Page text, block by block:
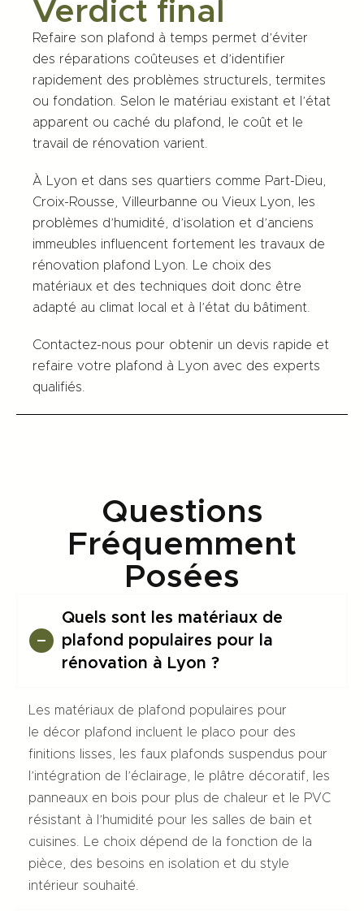
Verdict final
Refaire son plafond à temps permet d’éviter
des réparations coûteuses et d’identifier
rapidement des problèmes structurels, termites
ou fondation. Selon le matériau existant et l’état
apparent ou caché du plafond, le coût et le
travail de rénovation varient.
À Lyon et dans ses quartiers comme Part-Dieu,
Croix-Rousse, Villeurbanne ou Vieux Lyon, les
problèmes d’humidité, d’isolation et d’anciens
immeubles influencent fortement les travaux de
rénovation plafond Lyon. Le choix des
matériaux et des techniques doit donc être
adapté au climat local et à l’état du bâtiment.
Contactez-nous pour obtenir un devis rapide et
refaire votre plafond à Lyon avec des experts
qualifiés.
Questions
Fréquemment
Posées
Quels sont les matériaux de
plafond populaires pour la
rénovation à Lyon ?
Les matériaux de plafond populaires pour
le décor plafond incluent le placo pour des
finitions lisses, les faux plafonds suspendus pour
l’intégration de l’éclairage, le plâtre décoratif, les
panneaux en bois pour plus de chaleur et le PVC
résistant à l’humidité pour les salles de bain et
cuisines. Le choix dépend de la fonction de la
pièce, des besoins en isolation et du style
intérieur souhaité.